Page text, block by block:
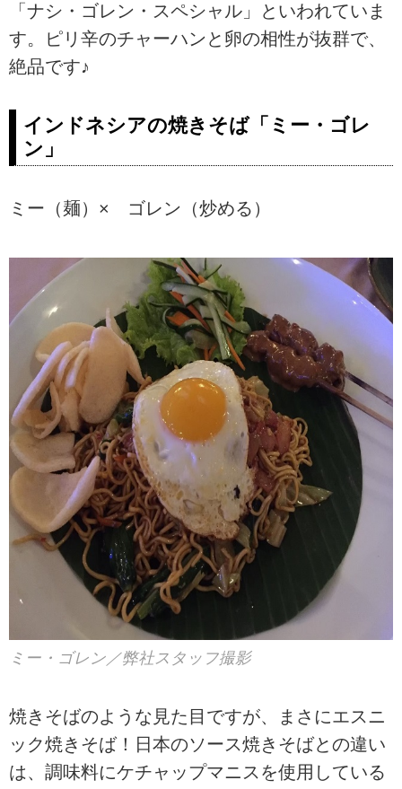
「ナシ・ゴレン・スペシャル」といわれていま
す。ピリ辛のチャーハンと卵の相性が抜群で、
絶品です♪
インドネシアの焼きそば「ミー・ゴレ
ン」
ミー（麺）× ゴレン（炒める）
ミー・ゴレン／弊社スタッフ撮影
焼きそばのような見た目ですが、まさにエスニ
ック焼きそば！日本のソース焼きそばとの違い
は、調味料にケチャップマニスを使用している